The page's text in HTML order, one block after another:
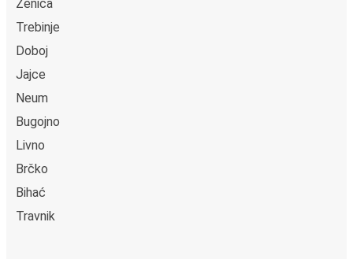
Zenica
Trebinje
Doboj
Jajce
Neum
Bugojno
Livno
Brčko
Bihać
Travnik